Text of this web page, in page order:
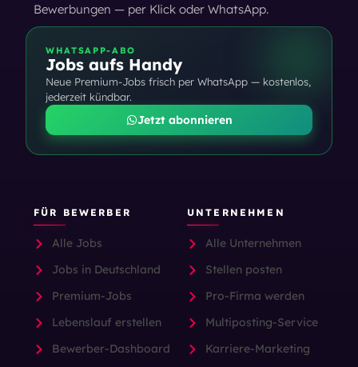
Bewerbungen — per Klick oder WhatsApp.
WHATSAPP-ABO
Jobs aufs Handy
Neue Premium-Jobs frisch per WhatsApp — kostenlos,
jederzeit kündbar.
Jetzt abonnieren
FÜR BEWERBER
Alle Jobs
Jobs in Deutschland
Premium-Jobs
Lebenslauf erstellen
Bewerber-Dashboard
UNTERNEHMEN
Alle Unternehmen
Stellen posten
Pro-Firma werden
Multiposting-Service
Karriere-Marketing